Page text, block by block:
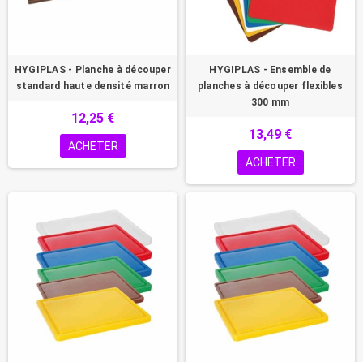
HYGIPLAS - Planche à découper
standard haute densité marron
12,25 €
ACHETER
HYGIPLAS - Ensemble de
planches à découper flexibles
300 mm
13,49 €
ACHETER